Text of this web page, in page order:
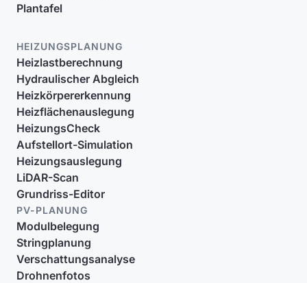
Plantafel
HEIZUNGSPLANUNG
Heizlastberechnung
Hydraulischer Abgleich
Heizkörpererkennung
Heizflächenauslegung
HeizungsCheck
Aufstellort-Simulation
Heizungsauslegung
LiDAR-Scan
Grundriss-Editor
PV-PLANUNG
Modulbelegung
Stringplanung
Verschattungsanalyse
Drohnenfotos